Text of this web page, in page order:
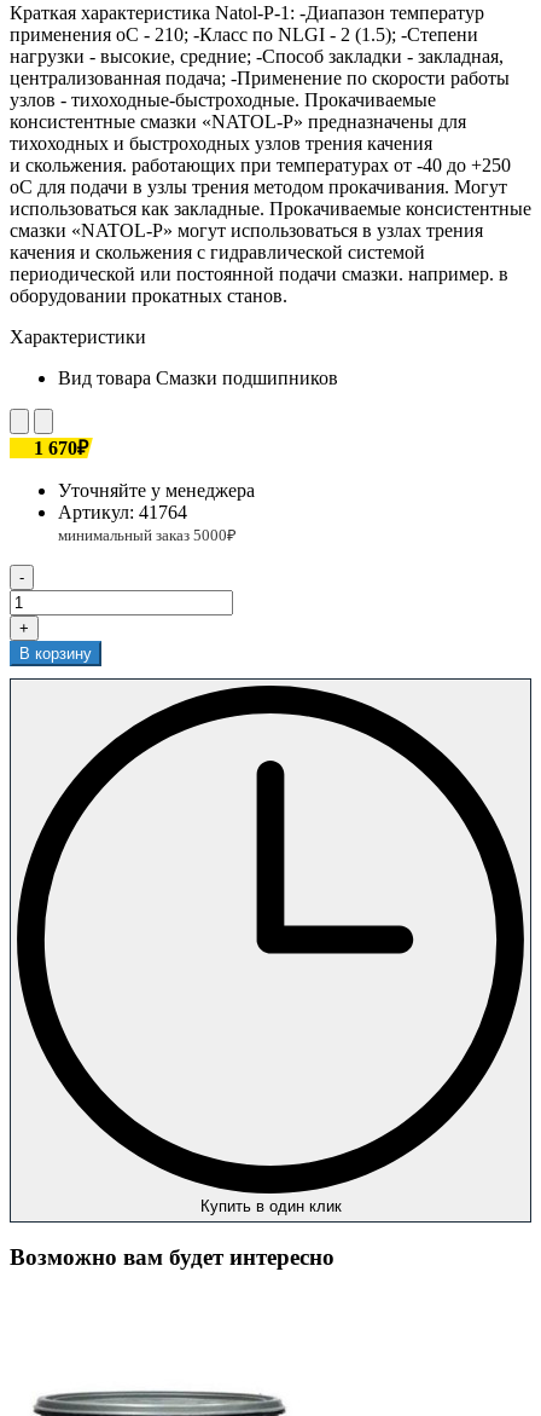
Краткая характеристика Natol-P-1: -Диапазон температур
применения оС - 210; -Класс по NLGI - 2 (1.5); -Cтепени
нагрузки - высокие, средние; -Способ закладки - закладная,
централизованная подача; -Применение по скорости работы
узлов - тихоходные-быстроходные. Прокачиваемые
консистентные смазки «NATOL-Р» предназначены для
тихоходных и быстроходных узлов трения качения
и скольжения. работающих при температурах от -40 до +250
оС для подачи в узлы трения методом прокачивания. Могут
использоваться как закладные. Прокачиваемые консистентные
смазки «NATOL-Р» могут использоваться в узлах трения
качения и скольжения с гидравлической системой
периодической или постоянной подачи смазки. например. в
оборудовании прокатных станов.
Характеристики
Вид товара Смазки подшипников
1 670₽
Уточняйте у менеджера
Артикул: 41764
-
+
В корзину
Купить в один клик
Возможно вам будет интересно